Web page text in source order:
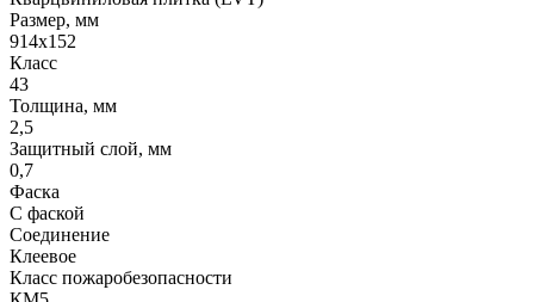
Размер, мм
914x152
Класс
43
Толщина, мм
2,5
Защитный слой, мм
0,7
Фаска
С фаской
Соединение
Клеевое
Класс пожаробезопасности